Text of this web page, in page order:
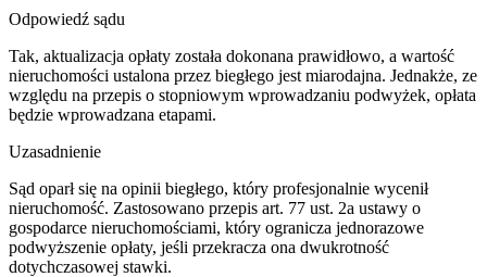
Odpowiedź sądu
Tak, aktualizacja opłaty została dokonana prawidłowo, a wartość
nieruchomości ustalona przez biegłego jest miarodajna. Jednakże, ze
względu na przepis o stopniowym wprowadzaniu podwyżek, opłata
będzie wprowadzana etapami.
Uzasadnienie
Sąd oparł się na opinii biegłego, który profesjonalnie wycenił
nieruchomość. Zastosowano przepis art. 77 ust. 2a ustawy o
gospodarce nieruchomościami, który ogranicza jednorazowe
podwyższenie opłaty, jeśli przekracza ona dwukrotność
dotychczasowej stawki.